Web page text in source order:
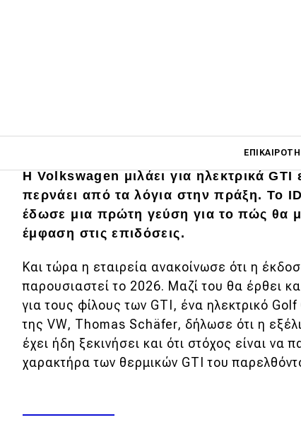
Main navigation
Επικαιρότητα
Πρωτότυπα
Ελλάδα
Κόσμος
Τεχνολογία
Αγορά
Η Volkswagen μιλάει για ηλεκτρικά
περνάει από τα λόγια στην πράξη. Το
έδωσε μια πρώτη γεύση για το πώς θα
έμφαση στις επιδόσεις.
Και τώρα η εταιρεία ανακοίνωσε ότι η
παρουσιαστεί το 2026. Μαζί του θα έρθει
για τους φίλους των GTI, ένα ηλεκτρικό
της VW, Thomas Schäfer, δήλωσε ότι η
έχει ήδη ξεκινήσει και ότι στόχος είναι να
χαρακτήρα των θερμικών GTI του